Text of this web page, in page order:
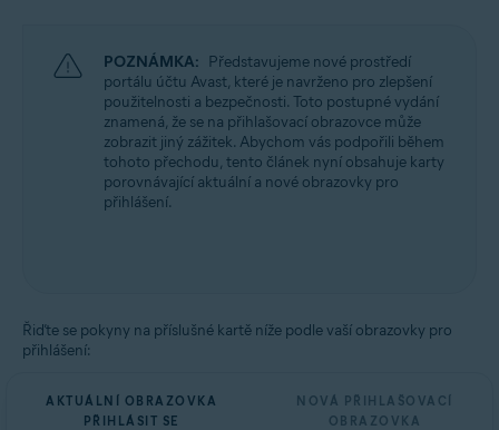
Operační systémy:
Všechny podporované operační systémy
POZNÁMKA: Představujeme nové prostředí
portálu účtu Avast, které je navrženo pro zlepšení
použitelnosti a bezpečnosti. Toto postupné vydání
znamená, že se na přihlašovací obrazovce může
zobrazit jiný zážitek. Abychom vás podpořili během
tohoto přechodu, tento článek nyní obsahuje karty
porovnávající aktuální a nové obrazovky pro
přihlášení.
Řiďte se pokyny na příslušné kartě níže podle vaší obrazovky pro
přihlášení:
AKTUÁLNÍ OBRAZOVKA
PŘIHLÁSIT SE
NOVÁ PŘIHLAŠOVACÍ
OBRAZOVKA